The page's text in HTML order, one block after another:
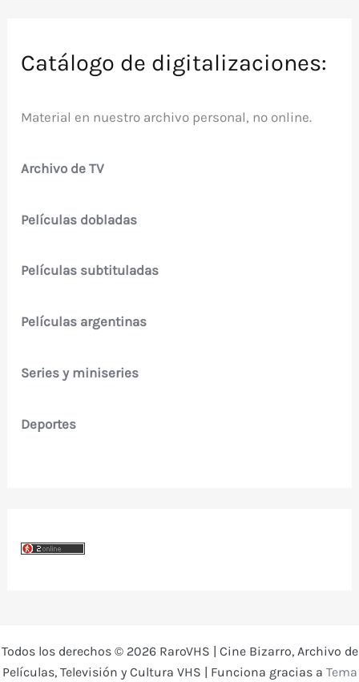
Catálogo de digitalizaciones:
Material en nuestro archivo personal, no online.
Archivo de TV
Películas dobladas
Películas subtituladas
Películas argentinas
Series y miniseries
Deportes
Todos los derechos © 2026 RaroVHS | Cine Bizarro, Archivo de
Películas, Televisión y Cultura VHS | Funciona gracias a Tema